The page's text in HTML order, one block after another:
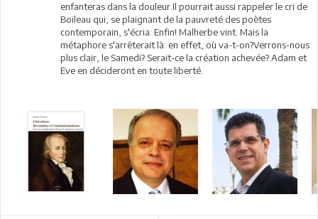
enfanteras dans la douleur.Il pourrait aussi rappeler le cri de
Boileau qui, se plaignant de la pauvreté des poètes
contemporain, s'écria: Enfin! Malherbe vint. Mais la
métaphore s'arrêterait là: en effet, où va-t-on?Verrons-nous
plus clair, le Samedi? Serait-ce la création achevée? Adam et
Eve en décideront en toute liberté.